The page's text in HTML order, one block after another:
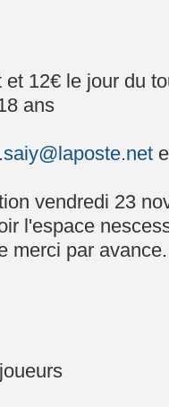
12€ le jour du
ans
vendredi 23
l'espace
merci par avance.